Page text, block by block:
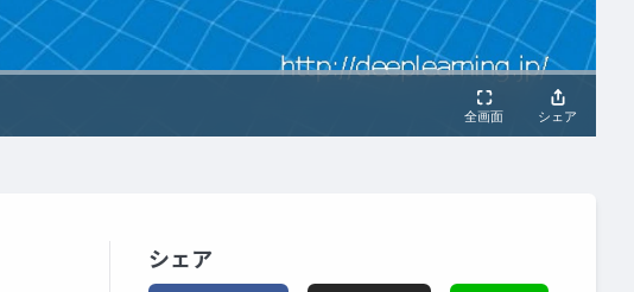
シェア